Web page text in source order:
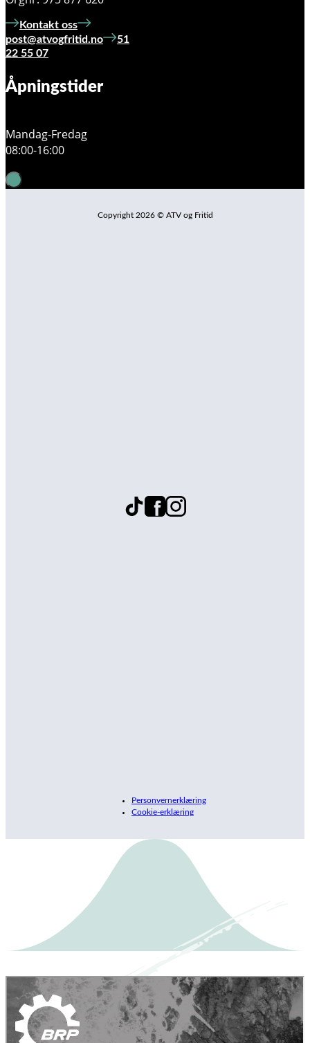
Kontakt oss
post@atvogfritid.no
51
22 55 07
Åpningstider
Mandag-Fredag
08:00-16:00
Copyright 2026 © ATV og Fritid
Personvernerklæring
Cookie-erklæring